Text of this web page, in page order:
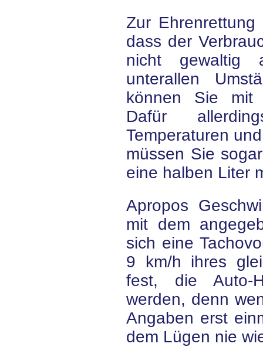
Zur
dass der
nicht gewaltig
unterallen
können Sie mit
Dafür
Temperaturen
müssen Sie
eine halben Liter
Apropos
mit dem
sich eine
9 km/h ihres
fest, die Auto-
werden, denn
Angaben erst
dem Lügen nie